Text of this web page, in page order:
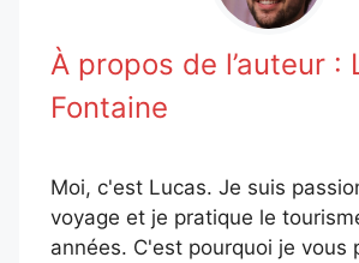
À propos de l’auteur :
Fontaine
Moi, c'est Lucas. Je suis
voyage et je pratique le
années. C'est pourquoi je vous